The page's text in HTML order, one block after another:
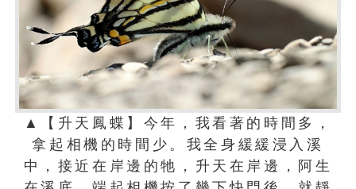
▲【升天鳳蝶】今年，我看著的時間多，
拿起相機的時間少。我全身緩緩浸入溪
中，接近在岸邊的牠，升天在岸邊，阿生